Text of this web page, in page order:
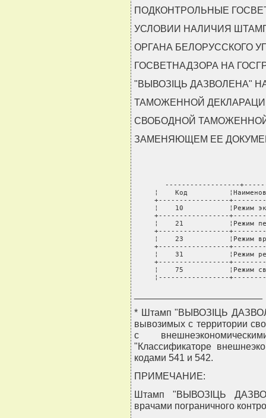
ПОДКОНТРОЛЬНЫЕ
УСЛОВИИ НАЛИЧИЯ
ОРГАНА БЕЛОРУССКОГО
ГОСВЕТНАДЗОРА НА
"ВЫВОЗIЦЬ ДАЗВОЛЕНА"
ТАМОЖЕННОЙ
СВОБОДНОЙ
ЗАМЕНЯЮЩЕМ ЕЕ
------------------
¦    Код
+-----------------
¦    10
+-----------------
¦    21           ¦Режим
+-----------------
¦    23           ¦Режим
+-----------------
¦    31           ¦Режим
+-----------------
¦    75           ¦Режим
¦-----------------
* Штамп "ВЫВОЗIЦЬ
вывозимых с территории
с
"Классификаторе
кодами 541 и 542.
ПРИМЕЧАНИЕ:
Штамп "ВЫВОЗIЦЬ
врачами пограничного